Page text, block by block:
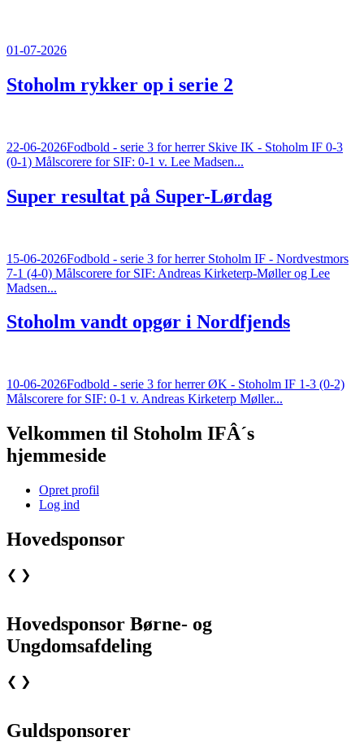
01-07-2026
Stoholm rykker op i serie 2
22-06-2026Fodbold - serie 3 for herrer Skive IK - Stoholm IF 0-3
(0-1) Målscorere for SIF: 0-1 v. Lee Madsen...
Super resultat på Super-Lørdag
15-06-2026Fodbold - serie 3 for herrer Stoholm IF - Nordvestmors
7-1 (4-0) Målscorere for SIF: Andreas Kirketerp-Møller og Lee
Madsen...
Stoholm vandt opgør i Nordfjends
10-06-2026Fodbold - serie 3 for herrer ØK - Stoholm IF 1-3 (0-2)
Målscorere for SIF: 0-1 v. Andreas Kirketerp Møller...
Velkommen til Stoholm IFÂ´s
hjemmeside
Opret profil
Log ind
Hovedsponsor
❮ ❯
Hovedsponsor Børne- og
Ungdomsafdeling
❮ ❯
Guldsponsorer